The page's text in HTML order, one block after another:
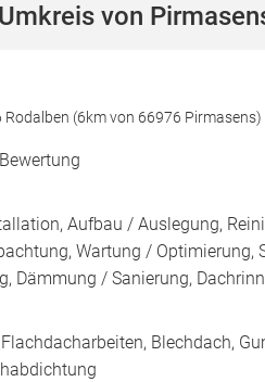
von
(6km von 66976 Pirmasens)
Aufbau / Auslegung,
Wartung / Optimierung,
Dämmung / Sanierung,
Blechdach,